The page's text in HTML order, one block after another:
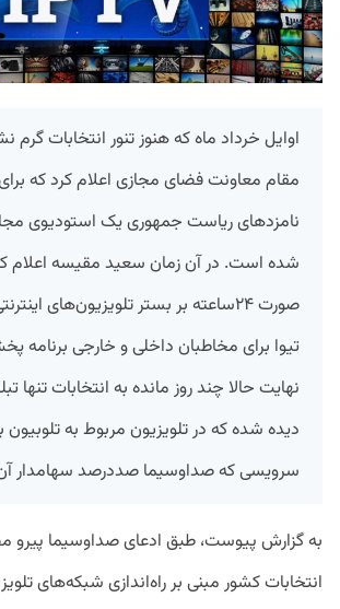
اوایل خرداد ماه که هنوز تنور انتخابات گرم
مقام معاونت فضای مجازی اعلام کرد که
نامزدهای ریاست جمهوری یک استودیوی
شده است. در آن زمان سعید مقیسه اعلام
صورت ۲۴ساعته بر بستر تلویزیون‌های
تیوا برای مخاطبان داخلی و خارجی برنامه
نهایت حالا چند روز مانده به انتخابات تنها
دیده شده که در تلویزیون مربوط به
سرویسی که صداوسیما صددرصد سهامدار
به گزارش پیوست، طبق ادعای صداوسیما پیرو
انتخابات کشور مبنی بر راه‌اندازی شبکه‌های